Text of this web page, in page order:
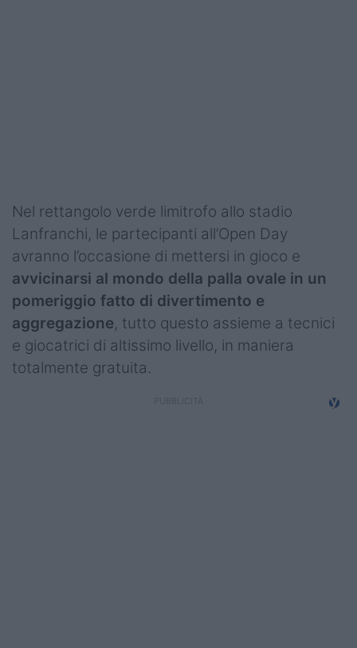
Nel rettangolo verde limitrofo allo stadio
Lanfranchi, le partecipanti all’Open Day
avranno l’occasione di mettersi in gioco e
avvicinarsi al mondo della palla ovale in un
pomeriggio fatto di divertimento e
aggregazione, tutto questo assieme a tecnici
e giocatrici di altissimo livello, in maniera
totalmente gratuita.